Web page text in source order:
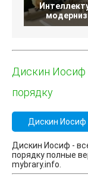
Дискин Иосиф
порядку
Дискин Иосиф
Дискин Иосиф -
порядку полные
mybrary.info.